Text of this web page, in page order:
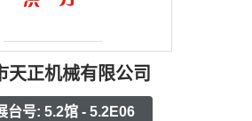
天正机械有限公司
台号: 5.2馆 - 5.2E06